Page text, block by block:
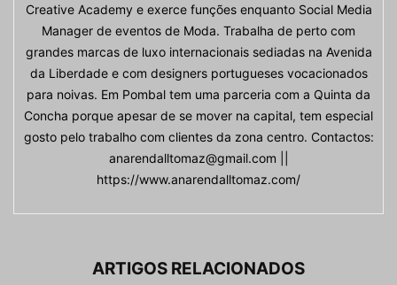
Creative Academy e exerce funções enquanto Social Media
Manager de eventos de Moda. Trabalha de perto com
grandes marcas de luxo internacionais sediadas na Avenida
da Liberdade e com designers portugueses vocacionados
para noivas. Em Pombal tem uma parceria com a Quinta da
Concha porque apesar de se mover na capital, tem especial
gosto pelo trabalho com clientes da zona centro. Contactos:
anarendalltomaz@gmail.com ||
https://www.anarendalltomaz.com/
ARTIGOS RELACIONADOS